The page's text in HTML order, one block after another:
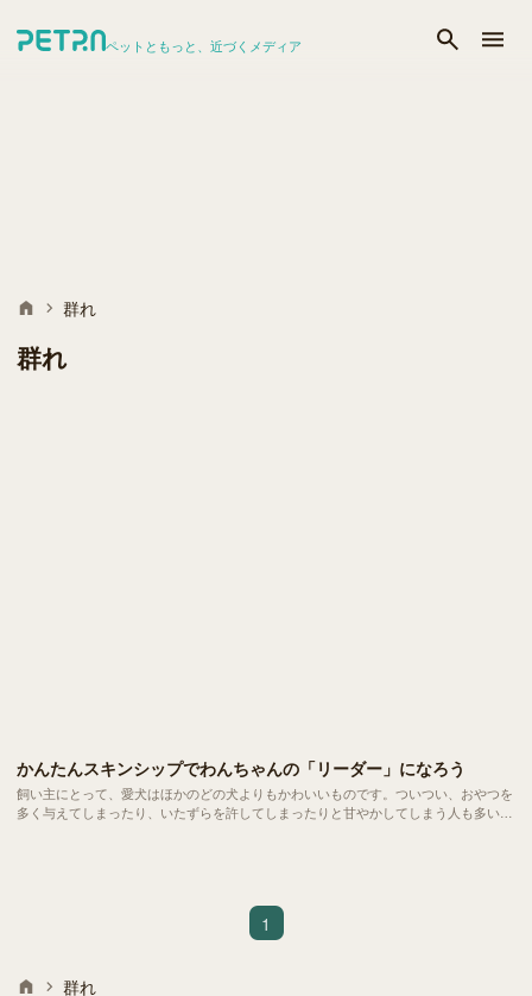
ペットともっと、近づくメディア
群れ
群れ
かんたんスキンシップでわんちゃんの「リーダー」になろう
飼い主にとって、愛犬はほかのどの犬よりもかわいいものです。ついつい、おやつを
多く与えてしまったり、いたずらを許してしまったりと甘やかしてしまう人も多いで
1
群れ